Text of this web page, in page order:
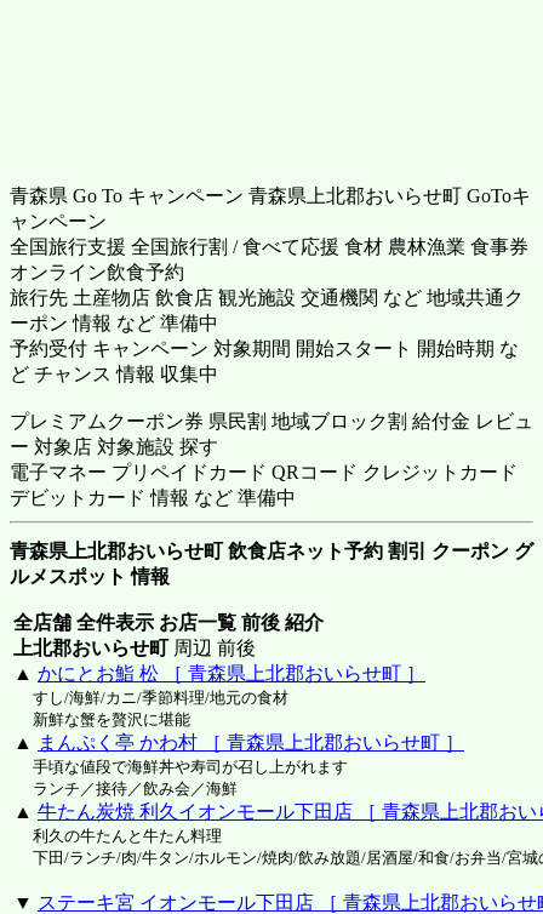
青森県 Go To キャンペーン 青森県上北郡おいらせ町 GoToキ
ャンペーン
全国旅行支援 全国旅行割 / 食べて応援 食材 農林漁業 食事券
オンライン飲食予約
旅行先 土産物店 飲食店 観光施設 交通機関 など 地域共通ク
ーポン 情報 など 準備中
予約受付 キャンペーン 対象期間 開始スタート 開始時期 な
ど チャンス 情報 収集中
プレミアムクーポン券 県民割 地域ブロック割 給付金 レビュ
ー 対象店 対象施設 探す
電子マネー プリペイドカード QRコード クレジットカード
デビットカード 情報 など 準備中
青森県上北郡おいらせ町 飲食店ネット予約 割引 クーポン グ
ルメスポット 情報
全店舗 全件表示 お店一覧 前後 紹介
上北郡おいらせ町周辺 前後
▲ かにとお鮨 松 ［ 青森県上北郡おいらせ町 ］
すし/海鮮/カニ/季節料理/地元の食材
新鮮な蟹を贅沢に堪能
▲ まんぷく亭 かわ村 ［ 青森県上北郡おいらせ町 ］
手頃な値段で海鮮丼や寿司が召し上がれます
ランチ／接待／飲み会／海鮮
▲ 牛たん炭焼 利久イオンモール下田店 ［ 青森県上北郡おい
利久の牛たんと牛たん料理
下田/ランチ/肉/牛タン/ホルモン/焼肉/飲み放題/居酒屋/和食/お弁当/宮城
▼ ステーキ宮 イオンモール下田店 ［ 青森県上北郡おいらせ